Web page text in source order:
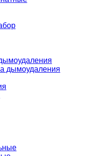
дымоудаления